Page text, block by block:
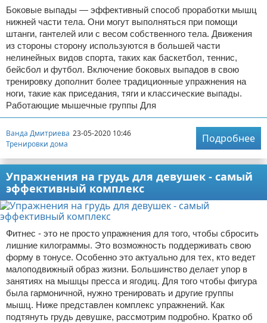
Боковые выпады — эффективный способ проработки мышц
нижней части тела. Они могут выполняться при помощи
штанги, гантелей или с весом собственного тела. Движения
из стороны сторону используются в большей части
нелинейных видов спорта, таких как баскетбол, теннис,
бейсбол и футбол. Включение боковых выпадов в свою
тренировку дополнит более традиционные упражнения на
ноги, такие как приседания, тяги и классические выпады.
Работающие мышечные группы Для
Ванда Дмитриева 23-05-2020 10:46
Тренировки дома
Подробнее
Упражнения на грудь для девушек - самый
эффективный комплекс
Фитнес - это не просто упражнения для того, чтобы сбросить
лишние килограммы. Это возможность поддерживать свою
форму в тонусе. Особенно это актуально для тех, кто ведет
малоподвижный образ жизни. Большинство делает упор в
занятиях на мышцы пресса и ягодиц. Для того чтобы фигура
была гармоничной, нужно тренировать и другие группы
мышц. Ниже представлен комплекс упражнений. Как
подтянуть грудь девушке, рассмотрим подробно. Кратко об